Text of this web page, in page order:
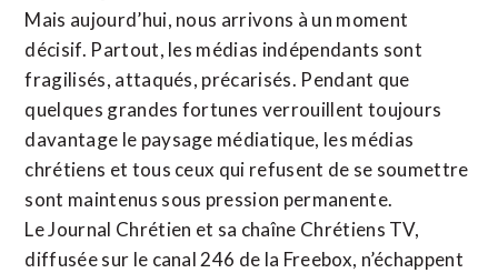
Mais aujourd’hui, nous arrivons à un moment
décisif. Partout, les médias indépendants sont
fragilisés, attaqués, précarisés. Pendant que
quelques grandes fortunes verrouillent toujours
davantage le paysage médiatique, les médias
chrétiens et tous ceux qui refusent de se soumettre
sont maintenus sous pression permanente.
Le Journal Chrétien et sa chaîne Chrétiens TV,
diffusée sur le canal 246 de la Freebox, n’échappent